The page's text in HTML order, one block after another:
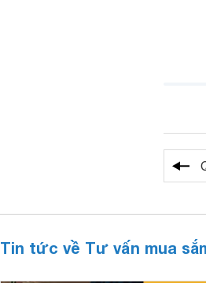
Tin tức về Tư vấn mua